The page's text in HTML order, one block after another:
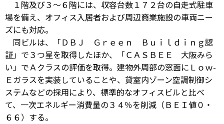
１階及び３～６階には、収容台数１７２台の自走式駐車
場を備え、オフィス入居者および周辺商業施設の車両ニー
ズにも対応。
同ビルは、「ＤＢＪ Ｇｒｅｅｎ Ｂｕｉｌｄｉｎｇ認
証」で３つ星を取得したほか、「ＣＡＳＢＥＥ 大阪みら
い」でＡクラスの評価を取得。建物外周部の窓面にＬｏｗ-
Ｅガラスを実装していることや、貸室内ゾーン空調制御シ
ステムなどの採用により、標準的なオフィスビルと比べ
て、一次エネルギー消費量の３４％を削減（ＢＥＩ値０・
６６）する。